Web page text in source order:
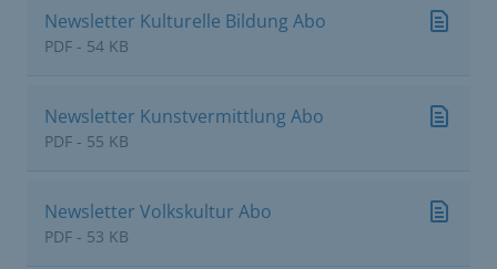
Newsletter Kulturelle Bildung Abo
PDF - 54 KB
Newsletter Kunstvermittlung Abo
PDF - 55 KB
Newsletter Volkskultur Abo
PDF - 53 KB